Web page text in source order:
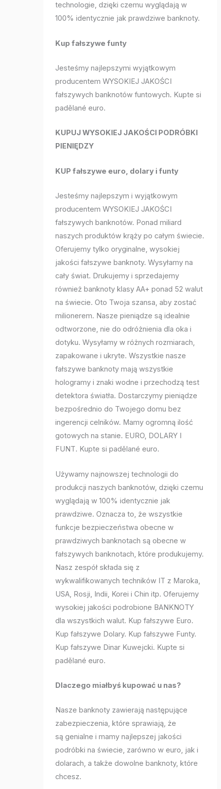
technologie, dzięki czemu wyglądają w
100% identycznie jak prawdziwe banknoty.
Kup fałszywe funty
Jesteśmy najlepszymi wyjątkowym
producentem WYSOKIEJ JAKOŚCI
fałszywych banknotów funtowych. Kupte si
padělané euro.
KUPUJ WYSOKIEJ JAKOŚCI PODRÓBKI
PIENIĘDZY
KUP fałszywe euro, dolary i funty
Jesteśmy najlepszym i wyjątkowym
producentem WYSOKIEJ JAKOŚCI
fałszywych banknotów. Ponad miliard
naszych produktów krąży po całym świecie.
Oferujemy tylko oryginalne, wysokiej
jakości fałszywe banknoty. Wysyłamy na
cały świat. Drukujemy i sprzedajemy
również banknoty klasy AA+ ponad 52 walut
na świecie. Oto Twoja szansa, aby zostać
milionerem. Nasze pieniądze są idealnie
odtworzone, nie do odróżnienia dla oka i
dotyku. Wysyłamy w różnych rozmiarach,
zapakowane i ukryte. Wszystkie nasze
fałszywe banknoty mają wszystkie
hologramy i znaki wodne i przechodzą test
detektora światła. Dostarczymy pieniądze
bezpośrednio do Twojego domu bez
ingerencji celników. Mamy ogromną ilość
gotowych na stanie. EURO, DOLARY I
FUNT. Kupte si padělané euro.
Używamy najnowszej technologii do
produkcji naszych banknotów, dzięki czemu
wyglądają w 100% identycznie jak
prawdziwe. Oznacza to, że wszystkie
funkcje bezpieczeństwa obecne w
prawdziwych banknotach są obecne w
fałszywych banknotach, które produkujemy.
Nasz zespół składa się z
wykwalifikowanych techników IT z Maroka,
USA, Rosji, Indii, Korei i Chin itp. Oferujemy
wysokiej jakości podrobione BANKNOTY
dla wszystkich walut. Kup fałszywe Euro.
Kup fałszywe Dolary. Kup fałszywe Funty.
Kup fałszywe Dinar Kuwejcki. Kupte si
padělané euro.
Dlaczego miałbyś kupować u nas?
Nasze banknoty zawierają następujące
zabezpieczenia, które sprawiają, że
są genialne i mamy najlepszej jakości
podróbki na świecie, zarówno w euro, jak i
dolarach, a także dowolne banknoty, które
chcesz.